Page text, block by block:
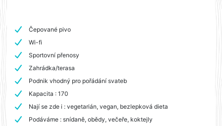
Čepované pivo
Wi-fi
Sportovní přenosy
Zahrádka/terasa
Podnik vhodný pro pořádání svateb
Kapacita : 170
Nají se zde i : vegetarián, vegan, bezlepková dieta
Podáváme : snídaně, obědy, večeře, koktejly